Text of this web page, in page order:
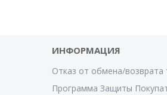
ИНФОРМАЦИЯ
Отказ от обмена/возврата
Программа Защиты